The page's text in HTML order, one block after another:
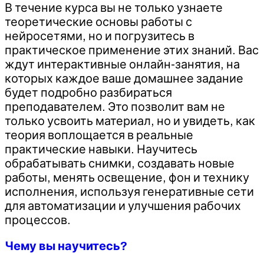
В течение курса вы не только узнаете
теоретические основы работы с
нейросетями, но и погрузитесь в
практическое применение этих знаний. Вас
ждут интерактивные онлайн-занятия, на
которых каждое ваше домашнее задание
будет подробно разбираться
преподавателем. Это позволит вам не
только усвоить материал, но и увидеть, как
теория воплощается в реальные
практические навыки. Научитесь
обрабатывать снимки, создавать новые
работы, менять освещение, фон и технику
исполнения, используя генеративные сети
для автоматизации и улучшения рабочих
процессов.
Чему вы научитесь?